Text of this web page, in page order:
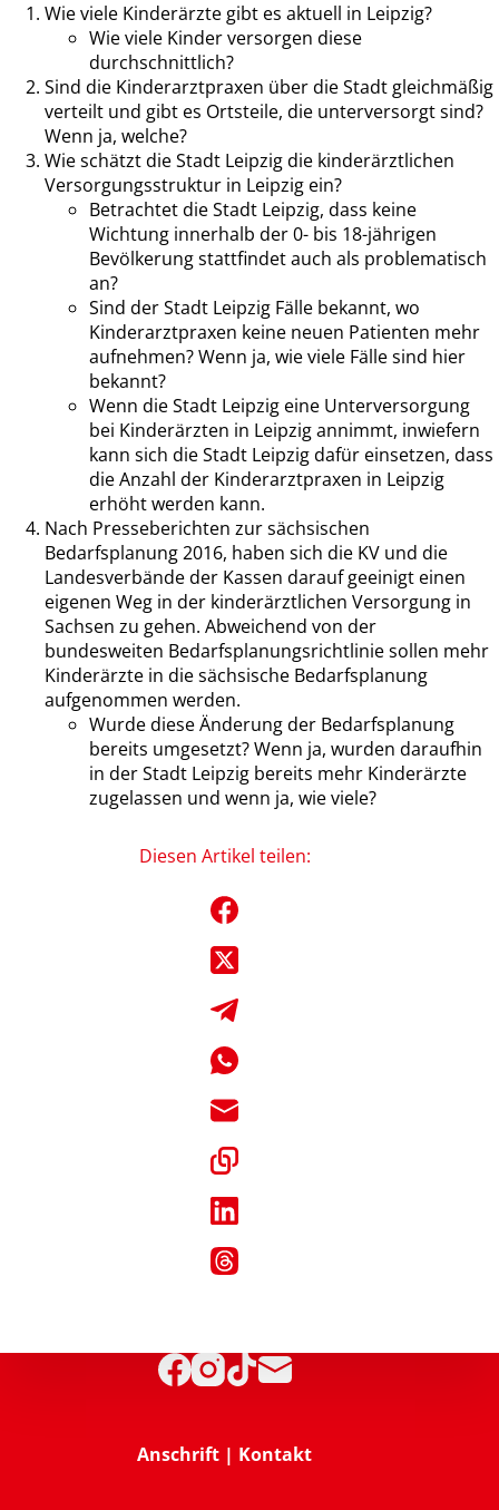
Wie viele Kinderärzte gibt es aktuell in Leipzig?
Wie viele Kinder versorgen diese
durchschnittlich?
Sind die Kinderarztpraxen über die Stadt gleichmäßig
verteilt und gibt es Ortsteile, die unterversorgt sind?
Wenn ja, welche?
Wie schätzt die Stadt Leipzig die kinderärztlichen
Versorgungsstruktur in Leipzig ein?
Betrachtet die Stadt Leipzig, dass keine
Wichtung innerhalb der 0- bis 18-jährigen
Bevölkerung stattfindet auch als problematisch
an?
Sind der Stadt Leipzig Fälle bekannt, wo
Kinderarztpraxen keine neuen Patienten mehr
aufnehmen? Wenn ja, wie viele Fälle sind hier
bekannt?
Wenn die Stadt Leipzig eine Unterversorgung
bei Kinderärzten in Leipzig annimmt, inwiefern
kann sich die Stadt Leipzig dafür einsetzen, dass
die Anzahl der Kinderarztpraxen in Leipzig
erhöht werden kann.
Nach Presseberichten zur sächsischen
Bedarfsplanung 2016, haben sich die KV und die
Landesverbände der Kassen darauf geeinigt einen
eigenen Weg in der kinderärztlichen Versorgung in
Sachsen zu gehen. Abweichend von der
bundesweiten Bedarfsplanungsrichtlinie sollen mehr
Kinderärzte in die sächsische Bedarfsplanung
aufgenommen werden.
Wurde diese Änderung der Bedarfsplanung
bereits umgesetzt? Wenn ja, wurden daraufhin
in der Stadt Leipzig bereits mehr Kinderärzte
zugelassen und wenn ja, wie viele?
Diesen Artikel teilen:
Anschrift | Kontakt